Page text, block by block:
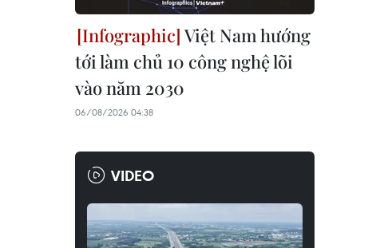
Việt Nam hướng
tới làm chủ 10 công nghệ lõi
vào năm 2030
06/08/2026 04:38
VIDEO